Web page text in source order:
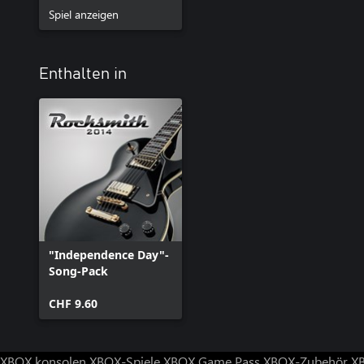
Spiel anzeigen
Enthalten in
"Independence Day"-
Song-Pack
CHF 9.60